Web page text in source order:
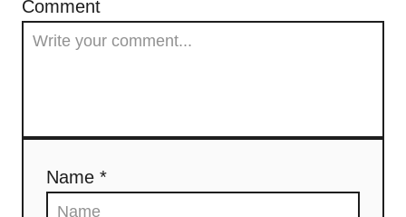
Comment
Name *